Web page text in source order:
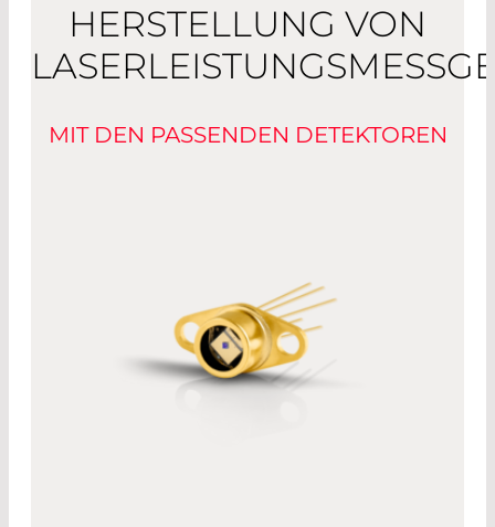
HERSTELLUNG VON
MIT DEN PASSENDEN DETEKTOREN